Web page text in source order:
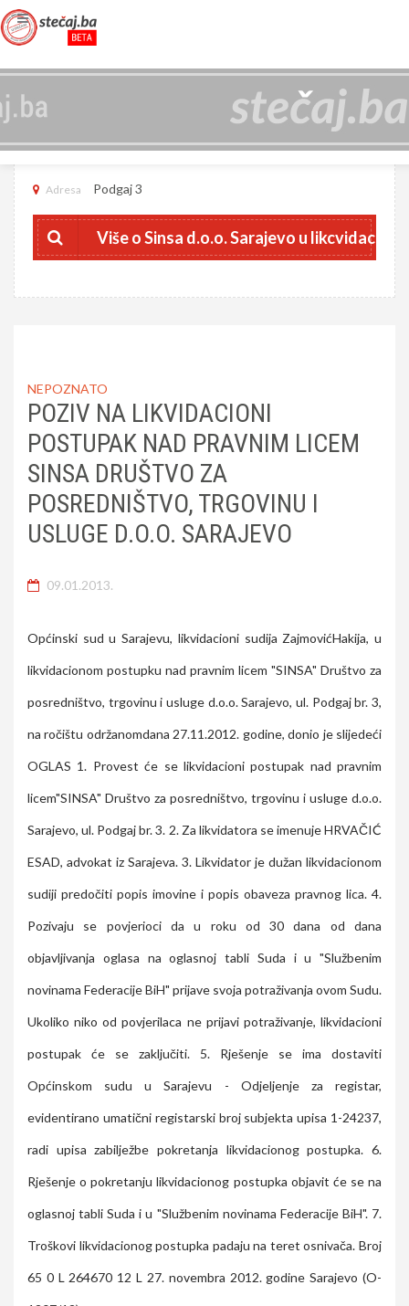
SINSA D.O.O. SARAJEVO U LIKCVIDACIJI
4200848040006
Adresa Podgaj 3
Više o Sinsa d.o.o. Sarajevo u likcvidaciji
NEPOZNATO
POZIV NA LIKVIDACIONI
POSTUPAK NAD PRAVNIM LICEM
SINSA DRUŠTVO ZA
POSREDNIŠTVO, TRGOVINU I
USLUGE D.O.O. SARAJEVO
09.01.2013.
Općinski sud u Sarajevu, likvidacioni sudija ZajmovićHakija, u
likvidacionom postupku nad pravnim licem "SINSA" Društvo za
posredništvo, trgovinu i usluge d.o.o. Sarajevo, ul. Podgaj br. 3,
na ročištu održanomdana 27.11.2012. godine, donio je slijedeći
OGLAS 1. Provest će se likvidacioni postupak nad pravnim
licem"SINSA" Društvo za posredništvo, trgovinu i usluge d.o.o.
Sarajevo, ul. Podgaj br. 3. 2. Za likvidatora se imenuje HRVAČIĆ
ESAD, advokat iz Sarajeva. 3. Likvidator je dužan likvidacionom
sudiji predočiti popis imovine i popis obaveza pravnog lica. 4.
Pozivaju se povjerioci da u roku od 30 dana od dana
objavljivanja oglasa na oglasnoj tabli Suda i u "Službenim
novinama Federacije BiH" prijave svoja potraživanja ovom Sudu.
Ukoliko niko od povjerilaca ne prijavi potraživanje, likvidacioni
postupak će se zaključiti. 5. Rješenje se ima dostaviti
Općinskom sudu u Sarajevu - Odjeljenje za registar,
evidentirano umatični registarski broj subjekta upisa 1-24237,
radi upisa zabilježbe pokretanja likvidacionog postupka. 6.
Rješenje o pokretanju likvidacionog postupka objavit će se na
oglasnoj tabli Suda i u "Službenim novinama Federacije BiH". 7.
Troškovi likvidacionog postupka padaju na teret osnivača. Broj
65 0 L 264670 12 L 27. novembra 2012. godine Sarajevo (O-